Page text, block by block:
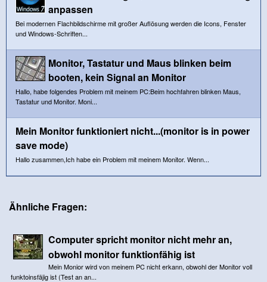
anpassen
Bei modernen Flachbildschirme mit großer Auflösung werden die Icons, Fenster
und Windows-Schriften...
Monitor, Tastatur und Maus blinken beim
booten, kein Signal an Monitor
Hallo, habe folgendes Problem mit meinem PC:Beim hochfahren blinken Maus,
Tastatur und Monitor. Moni...
Mein Monitor funktioniert nicht...(monitor is in power
save mode)
Hallo zusammen,Ich habe ein Problem mit meinem Monitor. Wenn...
Ähnliche Fragen:
Computer spricht monitor nicht mehr an,
obwohl monitor funktionfähig ist
Mein Monior wird von meinem PC nicht erkann, obwohl der Monitor voll
funktoinsfäjig ist (Test an an...